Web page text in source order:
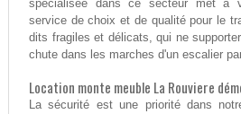
spécialisée dans ce secteur met à
service de choix et de qualité pour le
dits fragiles et délicats, qui ne
chute dans les marches d'un escalier
Location monte meuble La Rouviere
La sécurité est une priorité dans